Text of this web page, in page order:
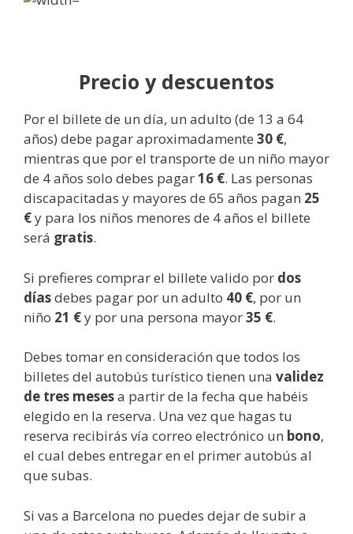
Precio y descuentos
Por el billete de un día, un adulto (de 13 a 64
años) debe pagar aproximadamente 30 €,
mientras que por el transporte de un niño mayor
de 4 años solo debes pagar16 €. Las personas
discapacitadas y mayores de 65 años pagan 25
€y para los niños menores de 4 años el billete
será gratis.
Si prefieres comprar el billete valido por dos
díasdebes pagar por un adulto 40 €, por un
niño 21 €y por una persona mayor35 €.
Debes tomar en consideración que todos los
billetes del autobús turístico tienen una validez
de tres mesesa partir de la fecha que habéis
elegido en la reserva. Una vez que hagas tu
reserva recibirás vía correo electrónico un bono,
el cual debes entregar en el primer autobús al
que subas.
Si vas a Barcelona no puedes dejar de subir a